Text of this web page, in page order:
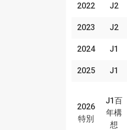
2022
2023
2024
2025
2026
特別
百
年
2022 J2
2023 J2
2024 J1
2025 J1
2026
特別
J1百
年構
想